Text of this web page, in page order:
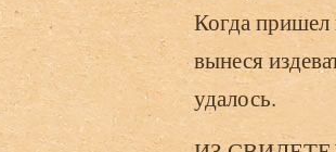
Когда при­шел
вынеся
удалось.